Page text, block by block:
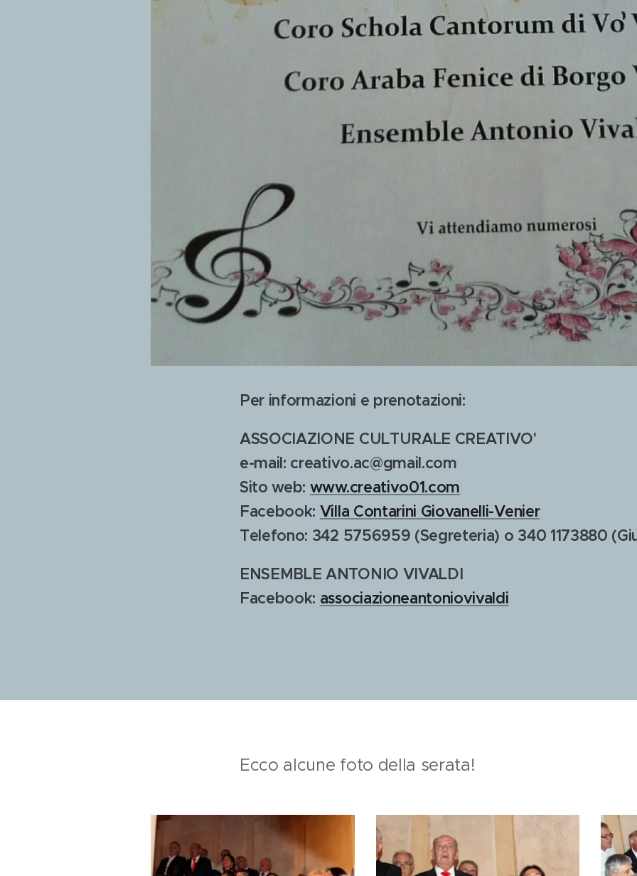
Per informazioni e prenotazioni:
ASSOCIAZIONE CULTURALE CREATIVO'
e-mail: creativo.ac@gmail.com
Sito web: www.creativo01.com
Facebook: Villa Contarini Giovanelli-Venier
Telefono: 342 5756959 (Segreteria) o 340 1173880
ENSEMBLE ANTONIO VIVALDI
Facebook: associazioneantoniovivaldi
Ecco alcune foto della serata!